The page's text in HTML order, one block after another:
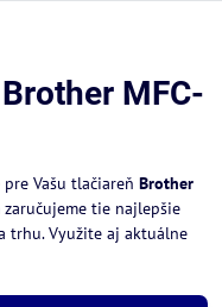
MFC-
Vašu tlačiareň Brother
tie najlepšie
trhu. Využite aj aktuálne